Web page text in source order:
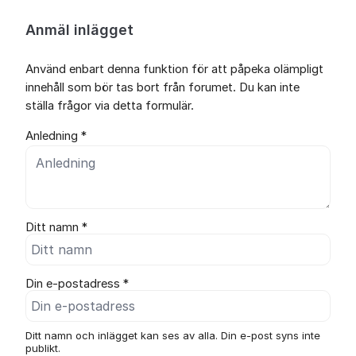
Anmäl inlägget
Använd enbart denna funktion för att påpeka olämpligt
innehåll som bör tas bort från forumet. Du kan inte
ställa frågor via detta formulär.
Anledning *
Ditt namn *
Din e-postadress *
Ditt namn och inlägget kan ses av alla. Din e-post syns inte
publikt.